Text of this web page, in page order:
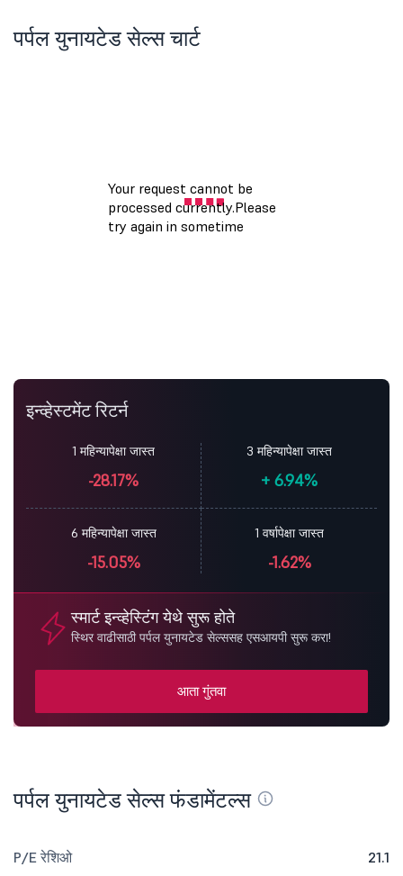
पर्पल युनायटेड सेल्स चार्ट
इन्व्हेस्टमेंट रिटर्न
1 महिन्यापेक्षा जास्त
-28.17%
3 महिन्यापेक्षा जास्त
+ 6.94%
6 महिन्यापेक्षा जास्त
-15.05%
1 वर्षापेक्षा जास्त
-1.62%
स्मार्ट इन्व्हेस्टिंग येथे सुरू होते
स्थिर वाढीसाठी पर्पल युनायटेड सेल्ससह एसआयपी सुरू करा!
आता गुंतवा
पर्पल युनायटेड सेल्स फंडामेंटल्स
P/E रेशिओ 21.1